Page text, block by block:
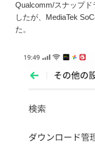
Qualcomm/スナップド
したが、MediaTek
た。